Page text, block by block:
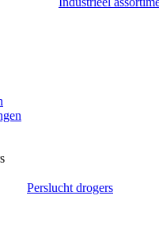
Perslucht drogers